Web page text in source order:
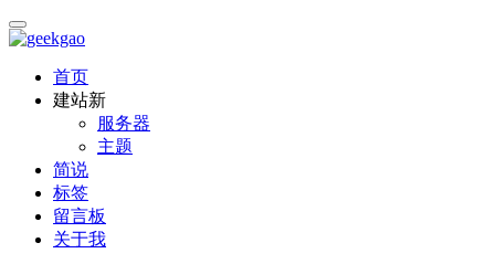
首页
建站新
服务器
主题
简说
标签
留言板
关于我